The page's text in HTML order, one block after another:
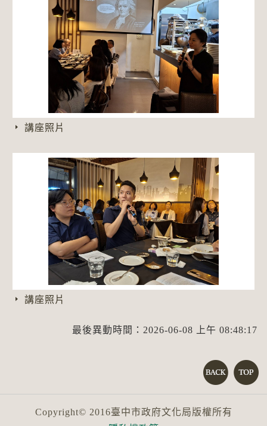
講座照片
講座照片
最後異動時間：2026-06-08 上午 08:48:17
Copyright© 2016臺中市政府文化局版權所有